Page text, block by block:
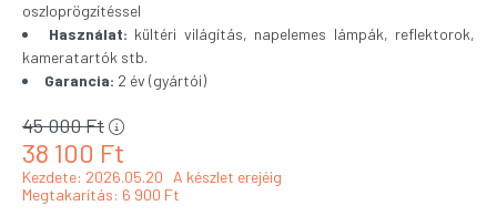
oszloprögzítéssel
Használat: kültéri világítás, napelemes lámpák, reflektorok,
kameratartók stb.
Garancia: 2 év (gyártói)
38 100 Ft
45 000Ft
Kezdete: 2026.05.20
A készlet erejéig
Megtakarítás 6 900 Ft